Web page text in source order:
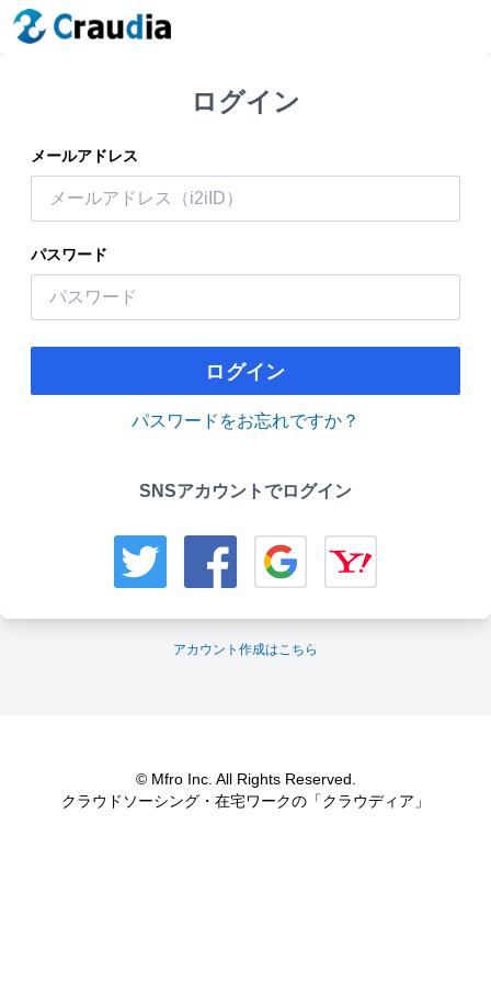
ログイン
メールアドレス
パスワード
ログイン
パスワードをお忘れですか？
SNSアカウントでログイン
アカウント作成はこちら
© Mfro Inc. All Rights Reserved.
クラウドソーシング・在宅ワークの「クラウディア」